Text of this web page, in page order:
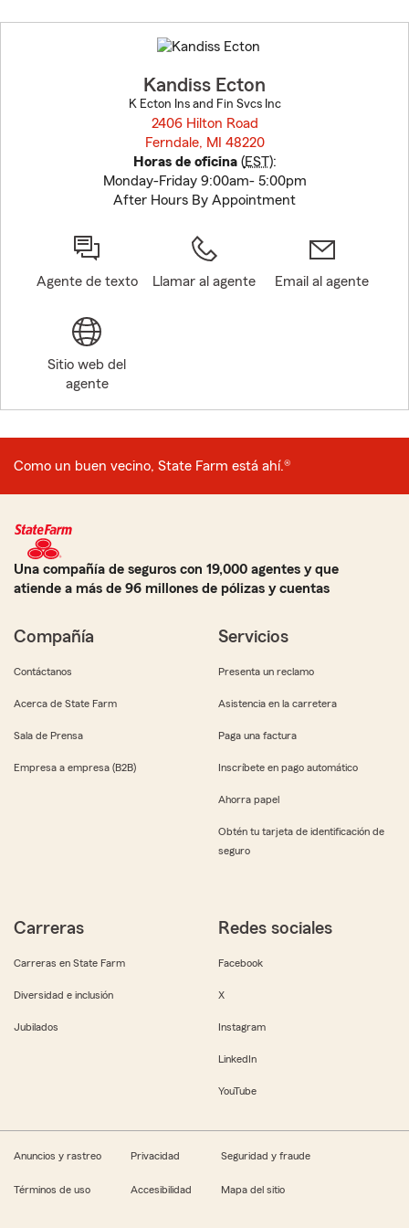
to
before
Kandiss Ecton
K Ecton Ins and Fin Svcs Inc
2406 Hilton Road
Ferndale, MI 48220
Horas de oficina(EST):
Monday-Friday 9:00am- 5:00pm
After Hours By Appointment
Agente de texto Llamar al agente Email al agente
Sitio web del
agente
Como un buen vecino, State Farm está ahí.®
Una compañía de seguros con 19,000 agentes y que
atiende a más de 96 millones de pólizas y cuentas
Compañía
Contáctanos
Acerca de State Farm
Sala de Prensa
Empresa a empresa (B2B)
Servicios
Presenta un reclamo
Asistencia en la carretera
Paga una factura
Inscríbete en pago automático
Ahorra papel
Obtén tu tarjeta de identificación de
seguro
Carreras
Carreras en State Farm
Diversidad e inclusión
Jubilados
Redes sociales
Facebook
X
Instagram
LinkedIn
YouTube
Anuncios y rastreo Privacidad Seguridad y fraude
Términos de uso Accesibilidad Mapa del sitio